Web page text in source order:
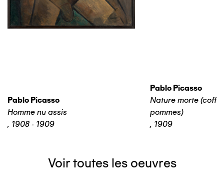
Pablo Picasso
Homme nu assis
, 1908 - 1909
Pablo Picasso
Nature morte
pommes)
, 1909
Voir toutes les oeuvres